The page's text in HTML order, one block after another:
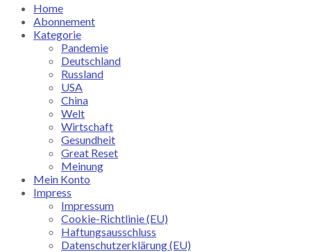
Home
Abonnement
Kategorie
Pandemie
Deutschland
Russland
USA
China
Welt
Wirtschaft
Gesundheit
Great Reset
Meinung
Mein Konto
Impress
Impressum
Cookie-Richtlinie (EU)
Haftungsausschluss
Datenschutzerklärung (EU)